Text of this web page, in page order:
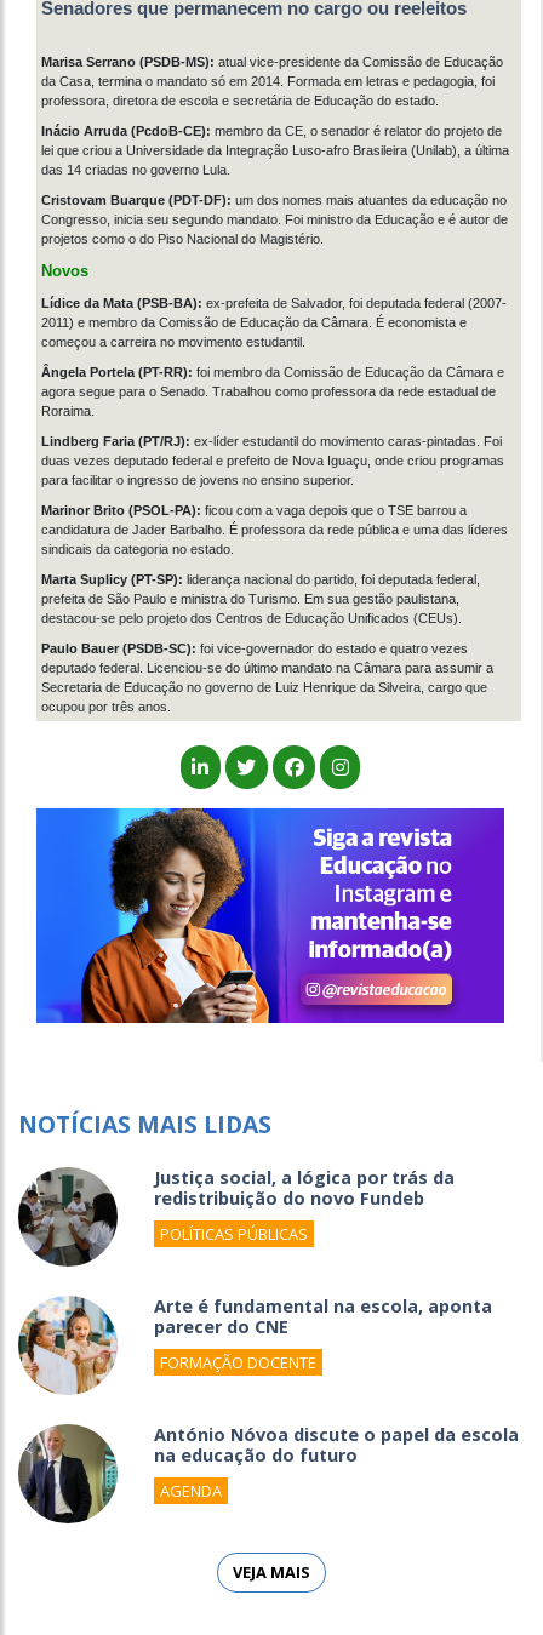
Senadores que permanecem no cargo ou reeleitos
Marisa Serrano (PSDB-MS): atual vice-presidente da Comissão de Educação
da Casa, termina o mandato só em 2014. Formada em letras e pedagogia, foi
professora, diretora de escola e secretária de Educação do estado.
Inácio Arruda (PcdoB-CE): membro da CE, o senador é relator do projeto de
lei que criou a Universidade da Integração Luso-afro Brasileira (Unilab), a última
das 14 criadas no governo Lula.
Cristovam Buarque (PDT-DF): um dos nomes mais atuantes da educação no
Congresso, inicia seu segundo mandato. Foi ministro da Educação e é autor de
projetos como o do Piso Nacional do Magistério.
Novos
Lídice da Mata (PSB-BA): ex-prefeita de Salvador, foi deputada federal (2007-
2011) e membro da Comissão de Educação da Câmara. É economista e
começou a carreira no movimento estudantil.
Ângela Portela (PT-RR): foi membro da Comissão de Educação da Câmara e
agora segue para o Senado. Trabalhou como professora da rede estadual de
Roraima.
Lindberg Faria (PT/RJ): ex-líder estudantil do movimento caras-pintadas. Foi
duas vezes deputado federal e prefeito de Nova Iguaçu, onde criou programas
para facilitar o ingresso de jovens no ensino superior.
Marinor Brito (PSOL-PA): ficou com a vaga depois que o TSE barrou a
candidatura de Jader Barbalho. É professora da rede pública e uma das líderes
sindicais da categoria no estado.
Marta Suplicy (PT-SP): liderança nacional do partido, foi deputada federal,
prefeita de São Paulo e ministra do Turismo. Em sua gestão paulistana,
destacou-se pelo projeto dos Centros de Educação Unificados (CEUs).
Paulo Bauer (PSDB-SC): foi vice-governador do estado e quatro vezes
deputado federal. Licenciou-se do último mandato na Câmara para assumir a
Secretaria de Educação no governo de Luiz Henrique da Silveira, cargo que
ocupou por três anos.
NOTÍCIAS MAIS LIDAS
Justiça social, a lógica por trás da
redistribuição do novo Fundeb
POLÍTICAS PÚBLICAS
Arte é fundamental na escola, aponta
parecer do CNE
FORMAÇÃO DOCENTE
António Nóvoa discute o papel da escola
na educação do futuro
AGENDA
VEJA MAIS